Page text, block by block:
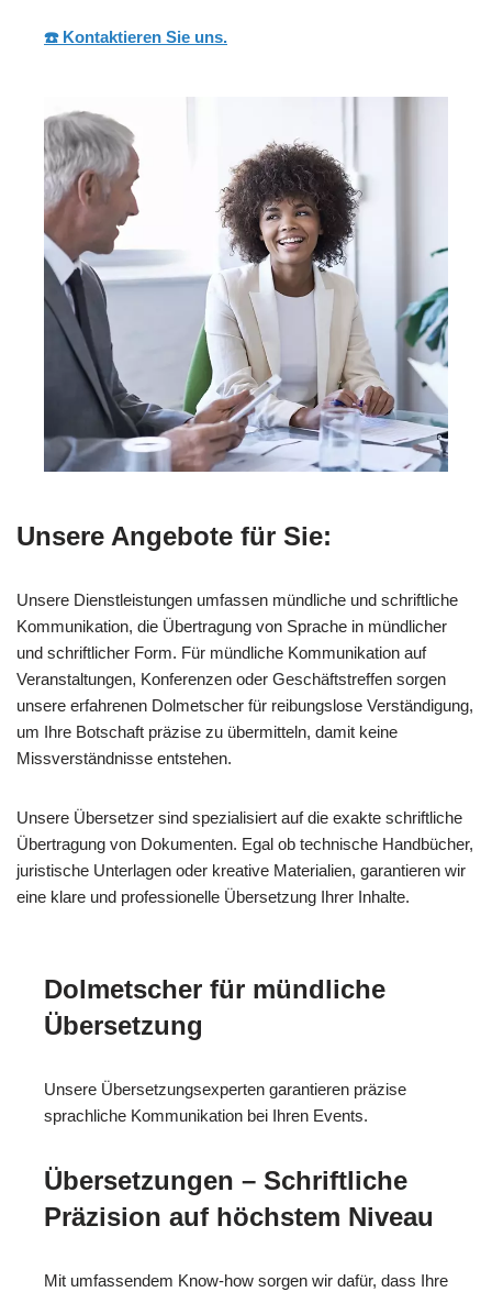
☎️ Kontaktieren Sie uns.
Unsere Angebote für Sie:
Unsere Dienstleistungen umfassen mündliche und schriftliche
Kommunikation, die Übertragung von Sprache in mündlicher
und schriftlicher Form. Für mündliche Kommunikation auf
Veranstaltungen, Konferenzen oder Geschäftstreffen sorgen
unsere erfahrenen Dolmetscher für reibungslose Verständigung,
um Ihre Botschaft präzise zu übermitteln, damit keine
Missverständnisse entstehen.
Unsere Übersetzer sind spezialisiert auf die exakte schriftliche
Übertragung von Dokumenten. Egal ob technische Handbücher,
juristische Unterlagen oder kreative Materialien, garantieren wir
eine klare und professionelle Übersetzung Ihrer Inhalte.
Dolmetscher für mündliche
Übersetzung
Unsere Übersetzungsexperten garantieren präzise
sprachliche Kommunikation bei Ihren Events.
Übersetzungen – Schriftliche
Präzision auf höchstem Niveau
Mit umfassendem Know-how sorgen wir dafür, dass Ihre